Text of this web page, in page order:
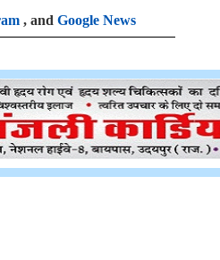
, and Google News